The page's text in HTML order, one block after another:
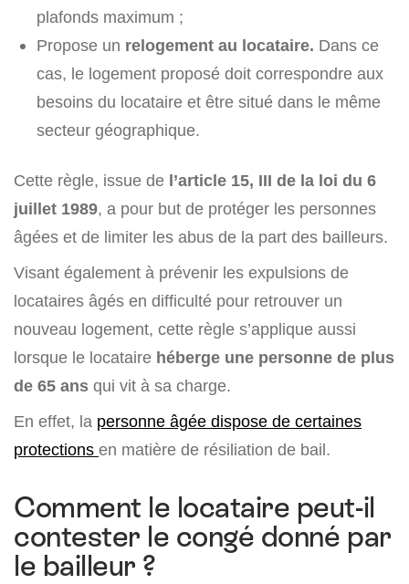
plafonds maximum ;
Propose un relogement au locataire. Dans ce
cas, le logement proposé doit correspondre aux
besoins du locataire et être situé dans le même
secteur géographique.
Cette règle, issue de l’article 15, III de la loi du 6
juillet 1989, a pour but de protéger les personnes
âgées et de limiter les abus de la part des bailleurs.
Visant également à prévenir les expulsions de
locataires âgés en difficulté pour retrouver un
nouveau logement, cette règle s’applique aussi
lorsque le locataire héberge une personne de plus
de 65 ans qui vit à sa charge.
En effet, la personne âgée dispose de certaines
protections en matière de résiliation de bail.
Comment le locataire peut-il
contester le congé donné par
le bailleur ?